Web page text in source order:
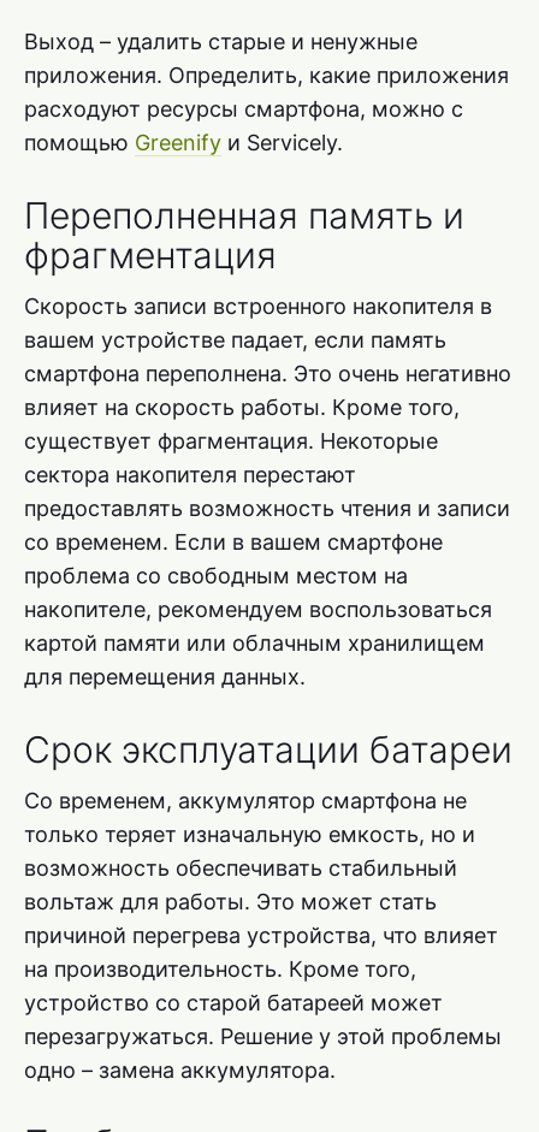
Выход – удалить старые и ненужные
приложения. Определить, какие приложения
расходуют ресурсы смартфона, можно с
помощью Greenify и Servicely.
Переполненная память и
фрагментация
Скорость записи встроенного накопителя в
вашем устройстве падает, если память
смартфона переполнена. Это очень негативно
влияет на скорость работы. Кроме того,
существует фрагментация. Некоторые
сектора накопителя перестают
предоставлять возможность чтения и записи
со временем. Если в вашем смартфоне
проблема со свободным местом на
накопителе, рекомендуем воспользоваться
картой памяти или облачным хранилищем
для перемещения данных.
Срок эксплуатации батареи
Со временем, аккумулятор смартфона не
только теряет изначальную емкость, но и
возможность обеспечивать стабильный
вольтаж для работы. Это может стать
причиной перегрева устройства, что влияет
на производительность. Кроме того,
устройство со старой батареей может
перезагружаться. Решение у этой проблемы
одно – замена аккумулятора.